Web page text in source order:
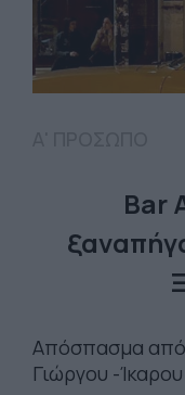
Bar
Απόσπασμα από
Γιώργου -